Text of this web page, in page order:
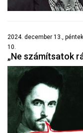
2024. december 13.,
10.
„Ne számítsatok